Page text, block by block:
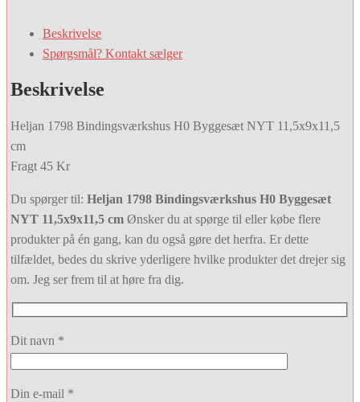
Beskrivelse
Spørgsmål? Kontakt sælger
Beskrivelse
Heljan 1798 Bindingsværkshus H0 Byggesæt NYT 11,5x9x11,5
cm
Fragt 45 Kr
Du spørger til: Heljan 1798 Bindingsværkshus H0 Byggesæt
NYT 11,5x9x11,5 cm Ønsker du at spørge til eller købe flere
produkter på én gang, kan du også gøre det herfra. Er dette
tilfældet, bedes du skrive yderligere hvilke produkter det drejer sig
om. Jeg ser frem til at høre fra dig.
Dit navn *
Din e-mail *